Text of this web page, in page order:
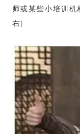
师或某些小培训
右）